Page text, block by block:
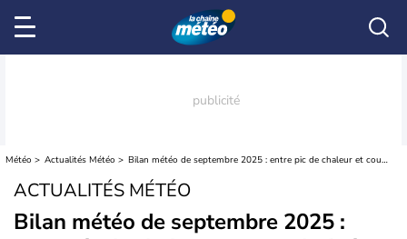
Météo Actualités Météo Bilan météo de septembre 2025 : entre pic de chaleur et coup de frais, records de pluie au nord-est
ACTUALITÉS MÉTÉO
Bilan météo de septembre 2025 :